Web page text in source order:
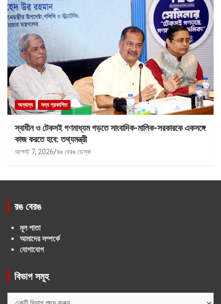
অন্যান্য সদ্য প্রকাশিত
স্বাধীন ও টেকসই গণমাধ্যম গড়তে সাংবাদিক-মালিক-সরকারকে একসঙ্গে
কাজ করতে হবে: তথ্যমন্ত্রী
আগস্ট 7, 2026 রঙ বেরঙ ডেস্ক
রঙ বেরঙ
মূল পাতা
আমাদের সম্পর্কে
যোগাযোগ
বিভাগ সমূহ